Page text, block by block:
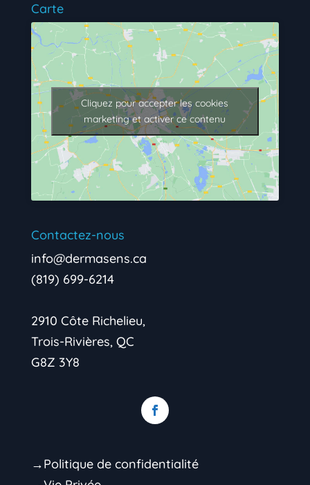
Carte
Cliquez pour accepter les cookies
marketing et activer ce contenu
Contactez-nous
info@dermasens.ca
(819) 699-6214
2910 Côte Richelieu,
Trois-Rivières, QC
G8Z 3Y8
→Politique de confidentialité